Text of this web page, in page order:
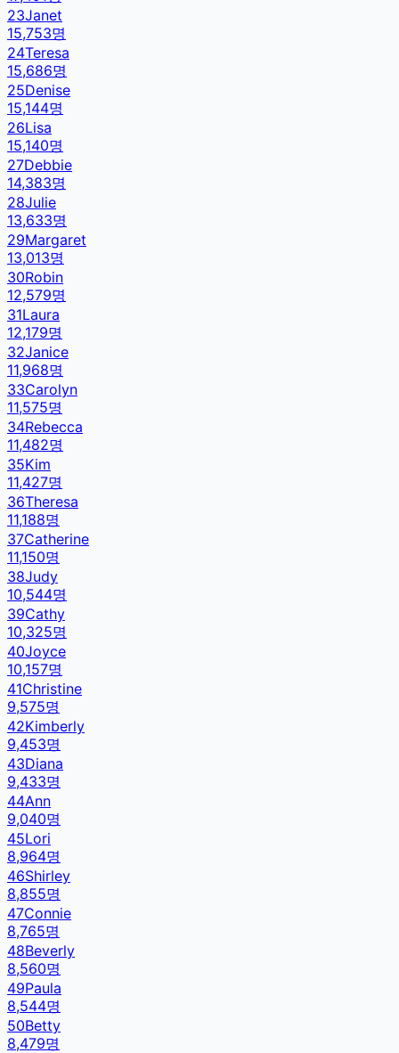
23Janet
15,753명
24Teresa
15,686명
25Denise
15,144명
26Lisa
15,140명
27Debbie
14,383명
28Julie
13,633명
29Margaret
13,013명
30Robin
12,579명
31Laura
12,179명
32Janice
11,968명
33Carolyn
11,575명
34Rebecca
11,482명
35Kim
11,427명
36Theresa
11,188명
37Catherine
11,150명
38Judy
10,544명
39Cathy
10,325명
40Joyce
10,157명
41Christine
9,575명
42Kimberly
9,453명
43Diana
9,433명
44Ann
9,040명
45Lori
8,964명
46Shirley
8,855명
47Connie
8,765명
48Beverly
8,560명
49Paula
8,544명
50Betty
8,479명